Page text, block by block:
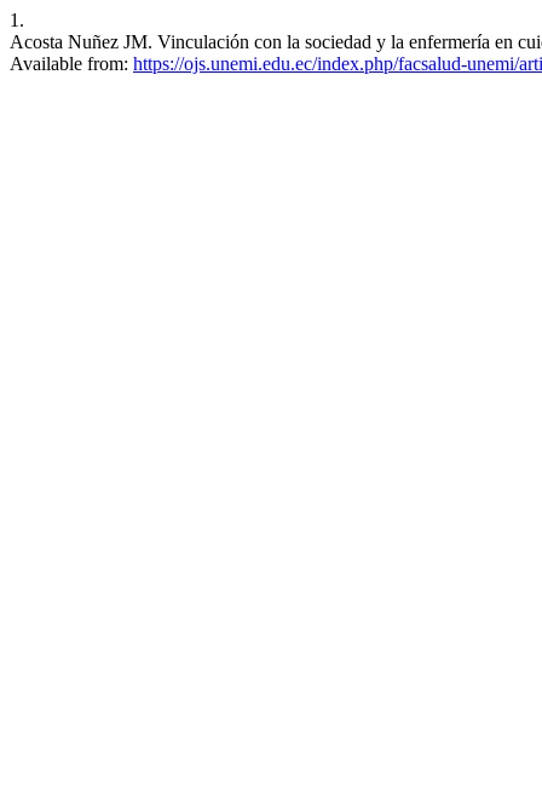
1.
Acosta Nuñez JM. Vinculación con la sociedad y la enfermería en
Available from: https://ojs.unemi.edu.ec/index.php/facsalud-unemi/